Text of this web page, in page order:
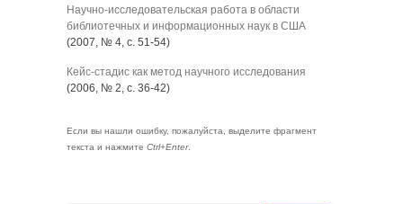
Научно-исследовательская работа в области
библиотечных и информационных наук в США
(2007, № 4, с. 51-54)
Кейс-стадис как метод научного исследования
(2006, № 2, с. 36-42)
Если вы нашли ошибку, пожалуйста, выделите фрагмент
текста и нажмите Ctrl+Enter.